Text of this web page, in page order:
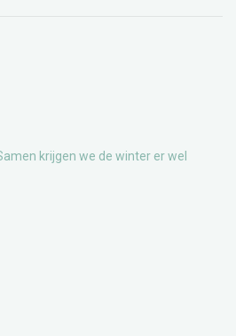
krijgen we de winter er wel